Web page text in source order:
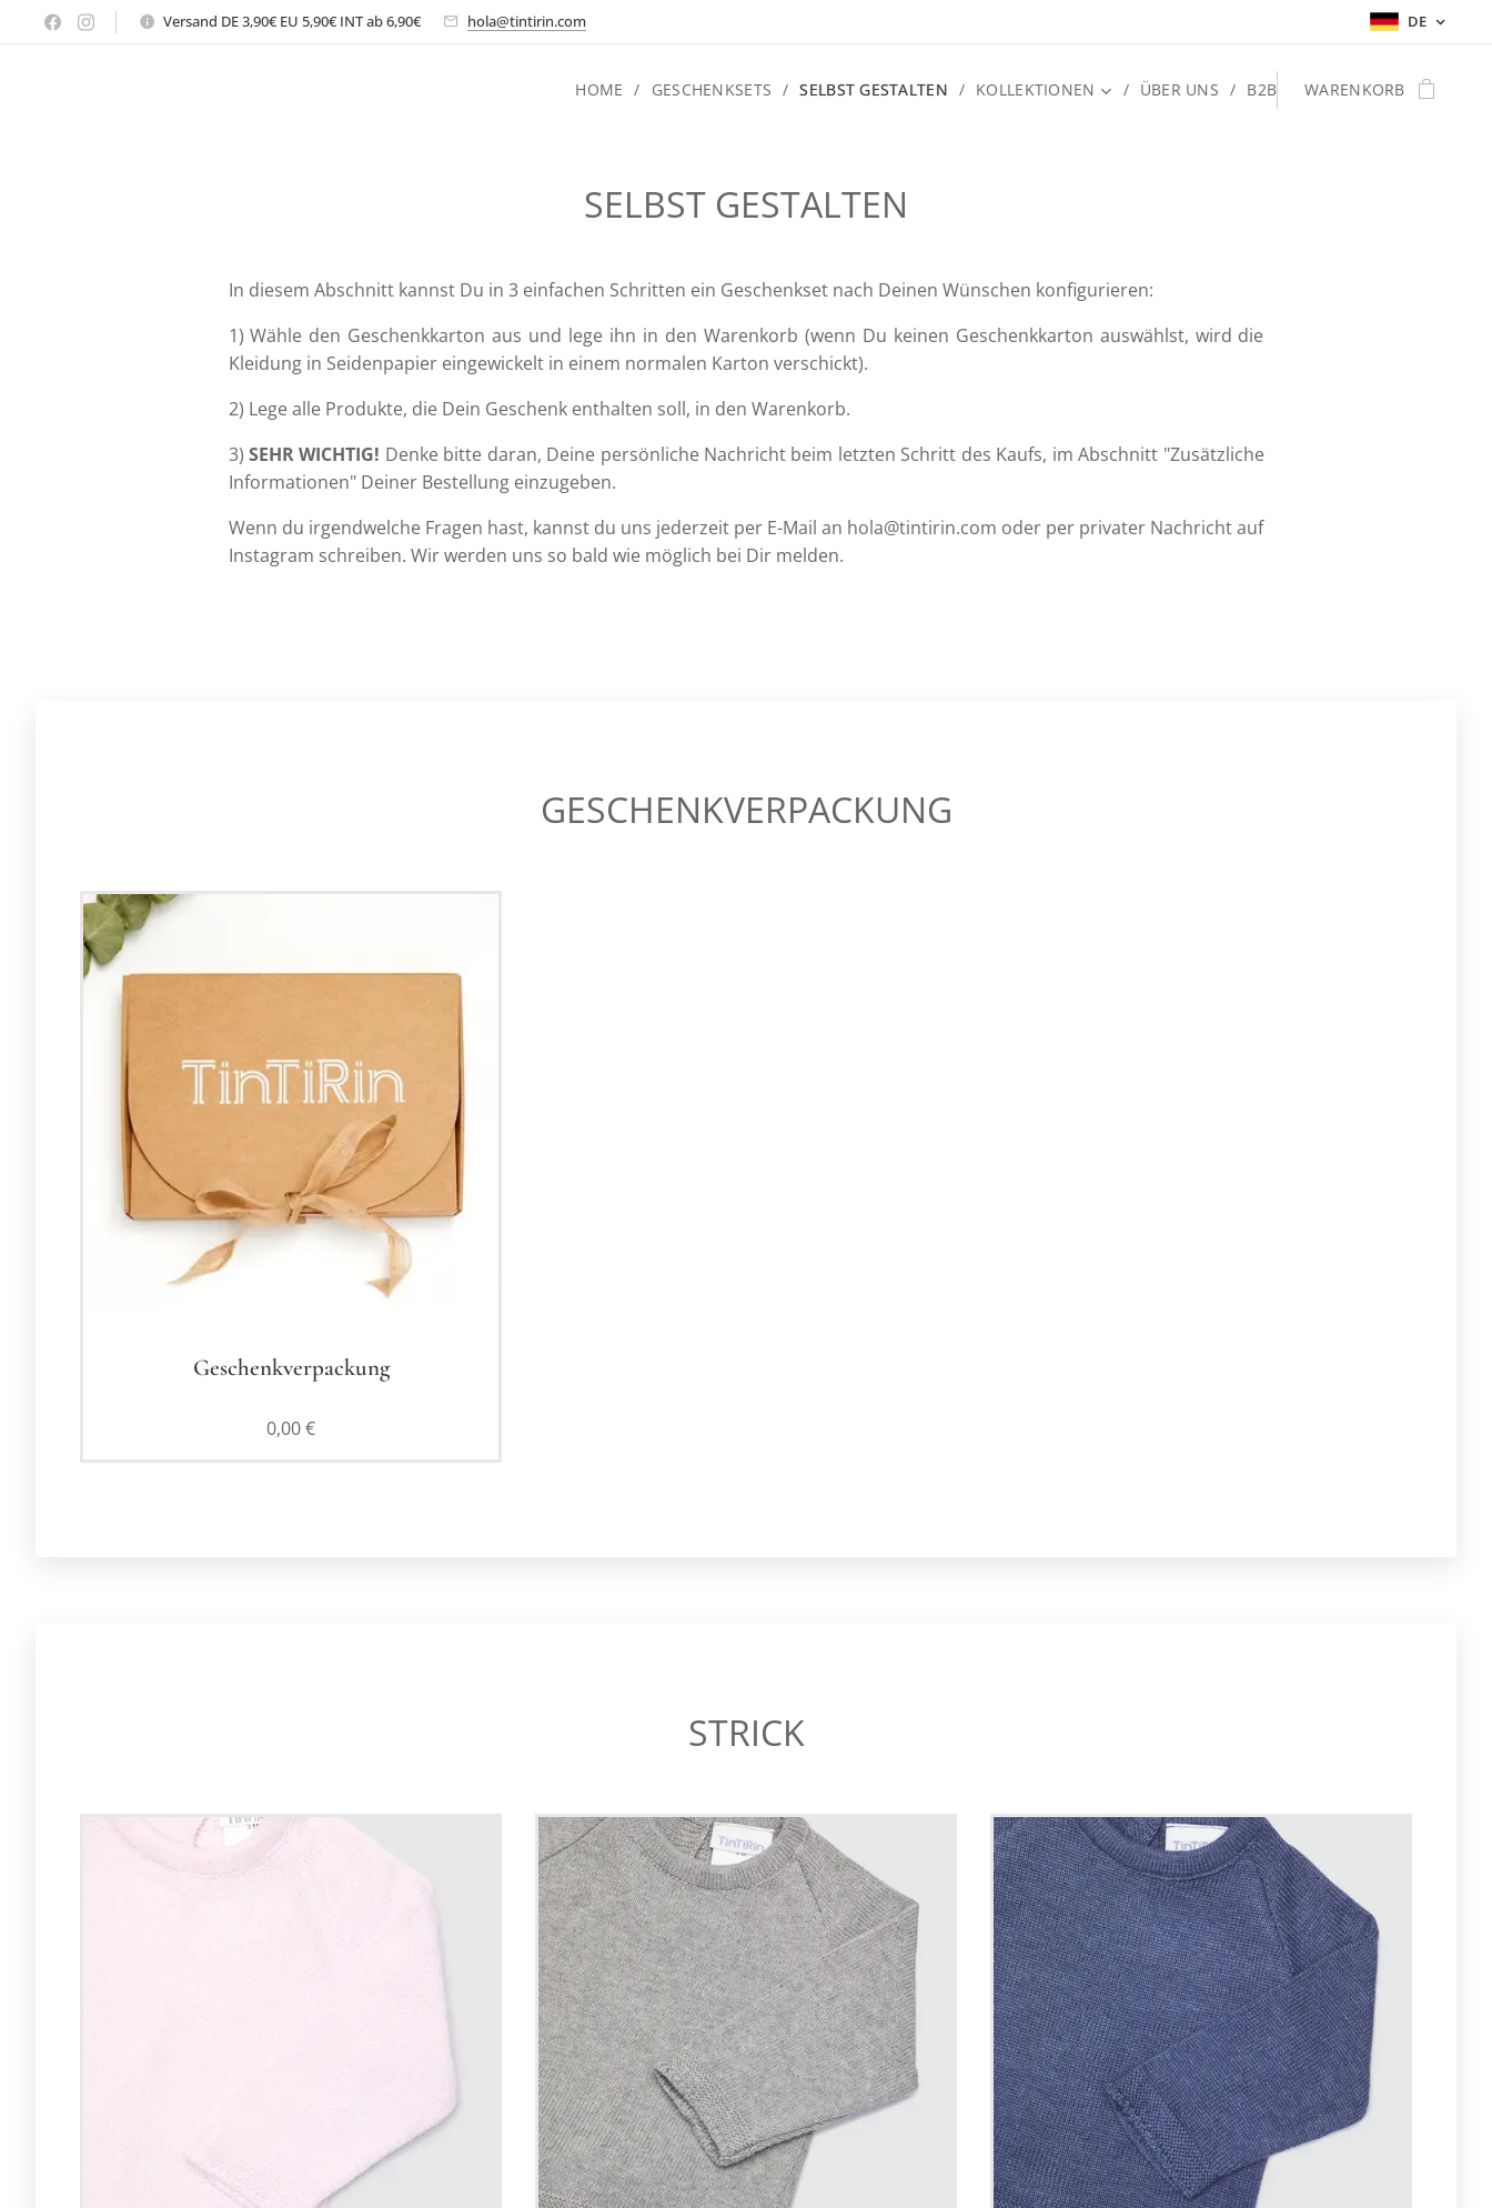
Versand DE 3,90€ EU 5,90€ INT ab 6,90€ hola@tintirin.com DE
HOME GESCHENKSETS SELBST GESTALTEN KOLLEKTIONEN ÜBER UNS B2B WARENKORB
SELBST GESTALTEN
In diesem Abschnitt kannst Du in 3 einfachen Schritten ein Geschenkset nach Deinen Wünschen konfigurieren:
1) Wähle den Geschenkkarton aus und lege ihn in den Warenkorb (wenn Du keinen Geschenkkarton auswählst, wird die
Kleidung in Seidenpapier eingewickelt in einem normalen Karton verschickt).
2) Lege alle Produkte, die Dein Geschenk enthalten soll, in den Warenkorb.
3) SEHR WICHTIG! Denke bitte daran, Deine persönliche Nachricht beim letzten Schritt des Kaufs, im Abschnitt "Zusätzliche
Informationen" Deiner Bestellung einzugeben.
Wenn du irgendwelche Fragen hast, kannst du uns jederzeit per E-Mail an hola@tintirin.com oder per privater Nachricht auf
Instagram schreiben. Wir werden uns so bald wie möglich bei Dir melden.
GESCHENKVERPACKUNG
Geschenkverpackung
0,00€
STRICK